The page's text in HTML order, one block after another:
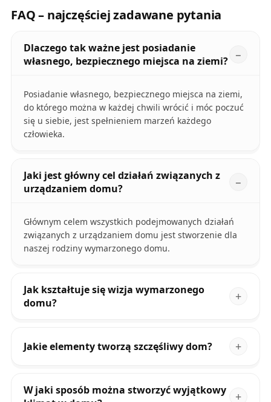
FAQ – najczęściej zadawane pytania
Dlaczego tak ważne jest posiadanie
własnego, bezpiecznego miejsca na ziemi?
Posiadanie własnego, bezpiecznego miejsca na ziemi,
do którego można w każdej chwili wrócić i móc poczuć
się u siebie, jest spełnieniem marzeń każdego
człowieka.
Jaki jest główny cel działań związanych z
urządzaniem domu?
Głównym celem wszystkich podejmowanych działań
związanych z urządzaniem domu jest stworzenie dla
naszej rodziny wymarzonego domu.
Jak kształtuje się wizja wymarzonego
domu?
Jakie elementy tworzą szczęśliwy dom?
W jaki sposób można stworzyć wyjątkowy